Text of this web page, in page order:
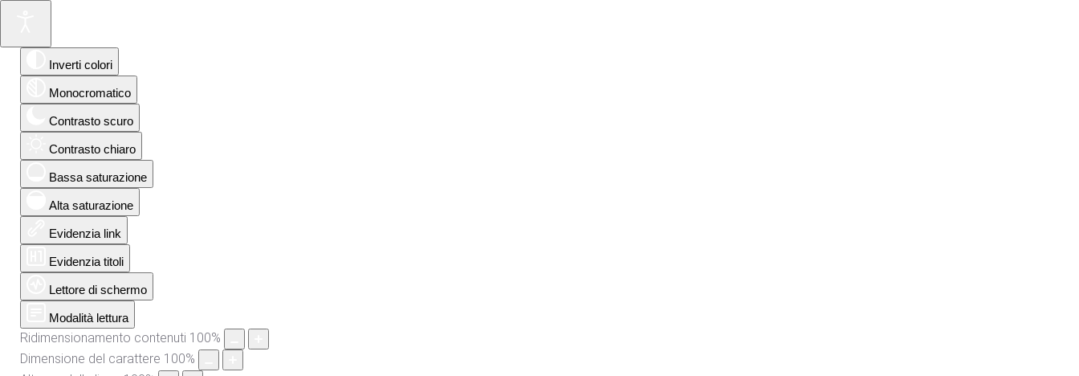
Inverti colori
Monocromatico
Contrasto scuro
Contrasto chiaro
Bassa saturazione
Alta saturazione
Evidenzia link
Evidenzia titoli
Lettore di schermo
Modalità lettura
Ridimensionamento contenuti 100%
Dimensione del carattere 100%